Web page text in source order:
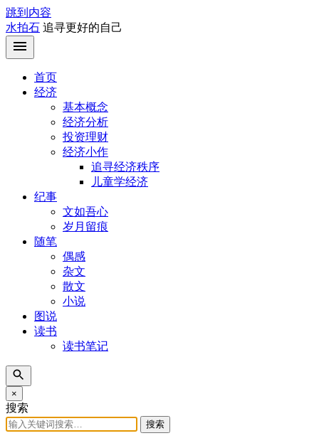
跳到内容
水拍石 追寻更好的自己
首页
经济
基本概念
经济分析
投资理财
经济小作
追寻经济秩序
儿童学经济
纪事
文如吾心
岁月留痕
随笔
偶感
杂文
散文
小说
图说
读书
读书笔记
×
搜索
搜索